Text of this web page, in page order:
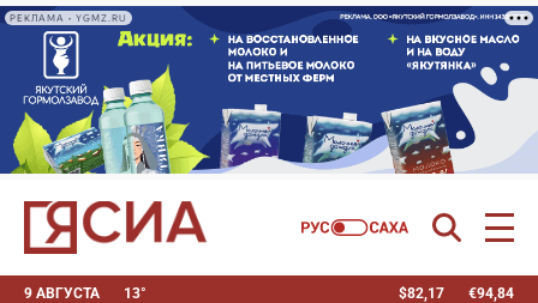
РЕКЛАМА • YGMZ.RU
9 АВГУСТА 13° $82,17 €94,84